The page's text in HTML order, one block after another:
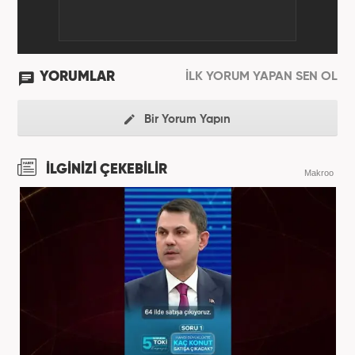
YORUMLAR İLK YORUM YAPAN SEN OL
Bir Yorum Yapın
İLGİNİZİ ÇEKEBİLİR Makroo